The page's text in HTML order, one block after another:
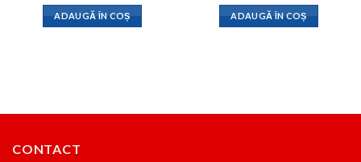
a
fost:
569lei.
este:
446lei.
ADAUGĂ ÎN COȘ
a
fost:
199lei.
este:
89lei.
ADAUGĂ ÎN COȘ
CONTACT